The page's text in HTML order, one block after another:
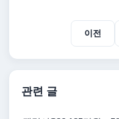
이전
관련 글